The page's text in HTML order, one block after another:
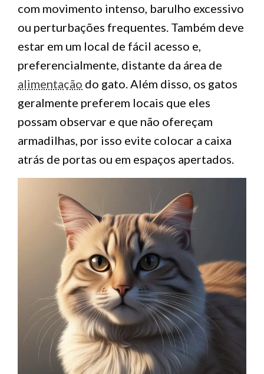
com movimento intenso, barulho excessivo
ou perturbações frequentes. Também deve
estar em um local de fácil acesso e,
preferencialmente, distante da área de
alimentação do gato. Além disso, os gatos
geralmente preferem locais que eles
possam observar e que não ofereçam
armadilhas, por isso evite colocar a caixa
atrás de portas ou em espaços apertados.